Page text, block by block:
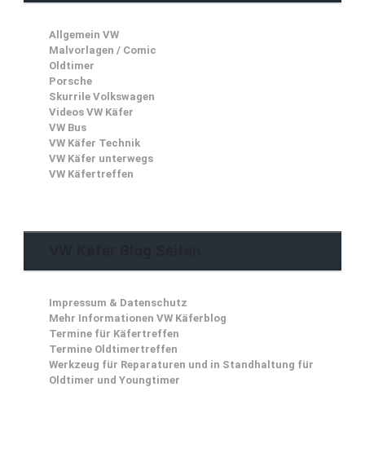
Allgemein VW
Malvorlagen / Comic
Oldtimer
Porsche
Skurrile Volkswagen
Videos VW Käfer
VW Bus
VW Käfer Technik
VW Käfer unterwegs
VW Käfertreffen
Impressum & Datenschutz
Mehr Informationen VW Käferblog
Termine für Käfertreffen
Termine Oldtimertreffen
Werkzeug für Reparaturen und in Standhaltung für
Oldtimer und Youngtimer